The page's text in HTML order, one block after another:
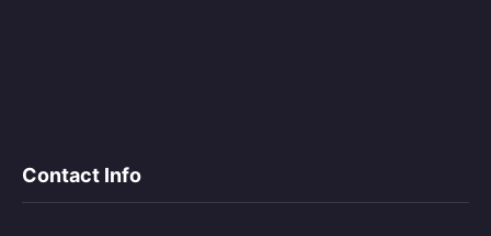
Contact Info